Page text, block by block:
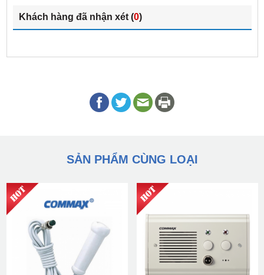
Khách hàng đã nhận xét (0)
SẢN PHẨM CÙNG LOẠI